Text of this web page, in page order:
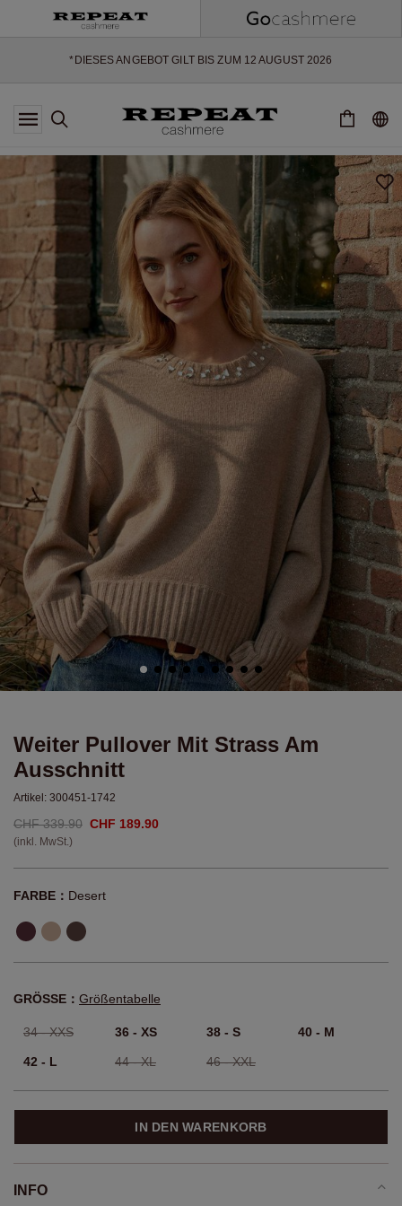
*DIESES ANGEBOT GILT BIS ZUM 12 AUGUST 2026
*GILT NICHT FÜR LIMITED EDITION
*AUSNAHMEN SIND MÖGLICH
WEICHE NEUE STYLES & FRISCHE FARBEN FÜR DIE KOMMENDE
SAISON
EXTRA 10% OFF SALE
Weiter Pullover Mit Strass Am
Ausschnitt
Artikel: 300451-1742
CHF 339.90 CHF 189.90
(inkl. MwSt.)
FARBE： Desert
GRÖSSE： Größentabelle
34 - XXS 36 - XS 38 - S 40 - M
42 - L 44 - XL 46 - XXL
IN DEN WARENKORB
INFO